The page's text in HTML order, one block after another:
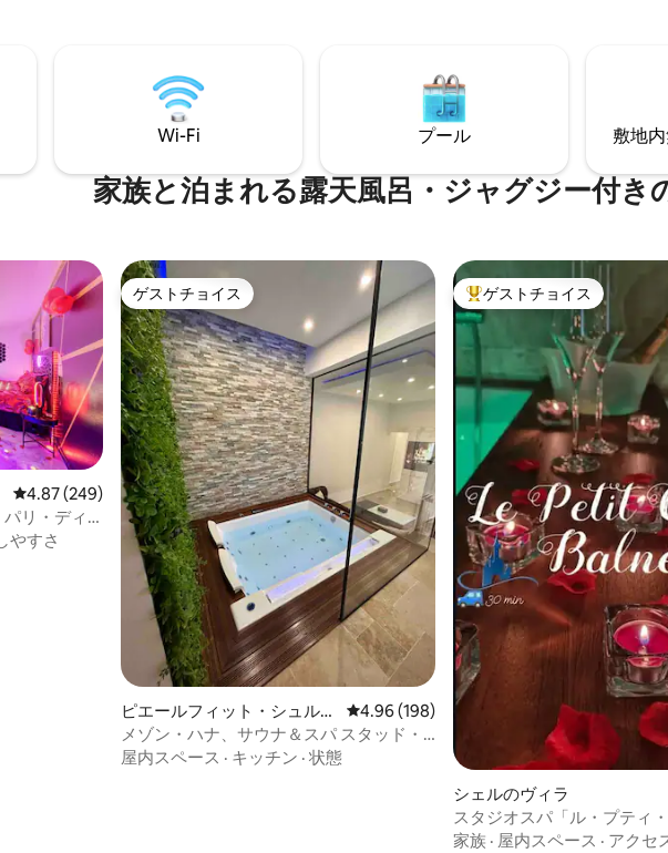
Wi-Fi プール 敷地
家族と泊まれる露天風呂・ジャグジー付き
レビュー249件、5つ星中4.87つ星の平均評価
4.87 (249)
リ・ディ
フランス
やすさ
ゲストチョイス
ゲストチョイス
ピエールフィット・シュル・
セーヌの町家・長屋
レビュー198件、5つ星中4.96つ星の平均
4.96 (198)
メゾン・ハナ、サウナ＆スパ スタッド・
ドゥ・フランス サン・ドニ
屋内スペース · キッチン · 状態
大好評のゲストチョイスです
ゲストチョイス
シェルのヴィラ
スタジオスパ「ル・プティ・
家族 · 屋内スペース · アクセ